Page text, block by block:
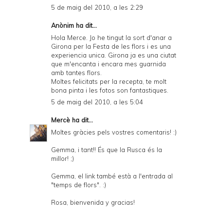
5 de maig del 2010, a les 2:29
Anònim ha dit...
Hola Merce. Jo he tingut la sort d'anar a
Girona per la Festa de les flors i es una
experiencia unica. Girona ja es una ciutat
que m'encanta i encara mes guarnida
amb tantes flors.
Moltes felicitats per la recepta, te molt
bona pinta i les fotos son fantastiques.
5 de maig del 2010, a les 5:04
Mercè ha dit...
Moltes gràcies pels vostres comentaris! :)
Gemma, i tant!! És que la Rusca és la
millor! ;)
Gemma, el link també està a l'entrada al
"temps de flors". :)
Rosa, bienvenida y gracias!